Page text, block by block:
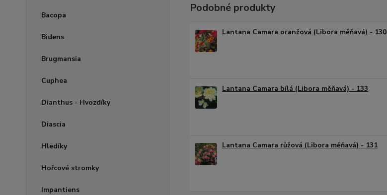
Bacopa
Bidens
Brugmansia
Cuphea
Dianthus - Hvozdíky
Diascia
Hledíky
Hořcové stromky
Impantiens
Podobné produkty
Lantana Camara oranžová (Libora měňavá) - 130
Lantana Camara bílá (Libora měňavá) - 133
Lantana Camara růžová (Libora měňavá) - 131